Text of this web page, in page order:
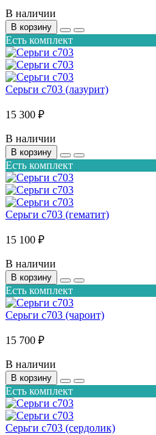
В наличии
В корзину
Есть комплект
Серьги с703 (лазурит)
15 300 ₽
В наличии
В корзину
Есть комплект
Серьги с703 (гематит)
15 100 ₽
В наличии
В корзину
Есть комплект
Серьги с703 (чароит)
15 700 ₽
В наличии
В корзину
Есть комплект
Серьги с703 (сердолик)